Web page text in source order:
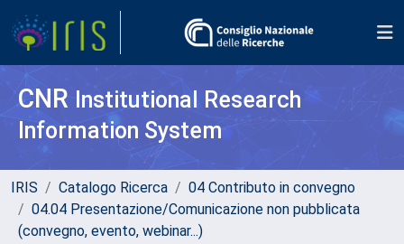
CNR Institutional Research
Information System
IRIS Catalogo Ricerca
04 Contributo in convegno
04.04 Presentazione/Comunicazione non pubblicata
(convegno, evento, webinar...)